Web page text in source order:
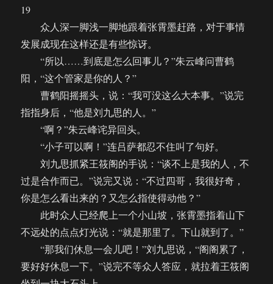
了
事！
发
完）
19
众人深一脚浅一脚地跟着张霄墨赶路，对于事情
发展成现在这样还是有些惊讶。
“所以……到底是怎么回事儿？”朱云峰问曹鹤
阳，“这个管家是你的人？”
曹鹤阳摇摇头，说：“我可没这么大本事。”说完
指指身后，“他是刘九思的人。”
“啊？”朱云峰诧异回头。
“小子可以啊！”连吕萨都忍不住叫了句好。
刘九思抓紧王筱阁的手说：“谈不上是我的人，不
过是合作而已。”说完又说：“不过四哥，我很好奇，
你是怎么看出来的？又怎么指使得动他？”
此时众人已经爬上一个小山坡，张霄墨指着山下
不远处的点点灯光说：“就是那里了。下山就到了。”
“那我们休息一会儿吧！”刘九思说，“阁阁累了，
要好好休息一下。”说完不等众人答应，就拉着王筱阁